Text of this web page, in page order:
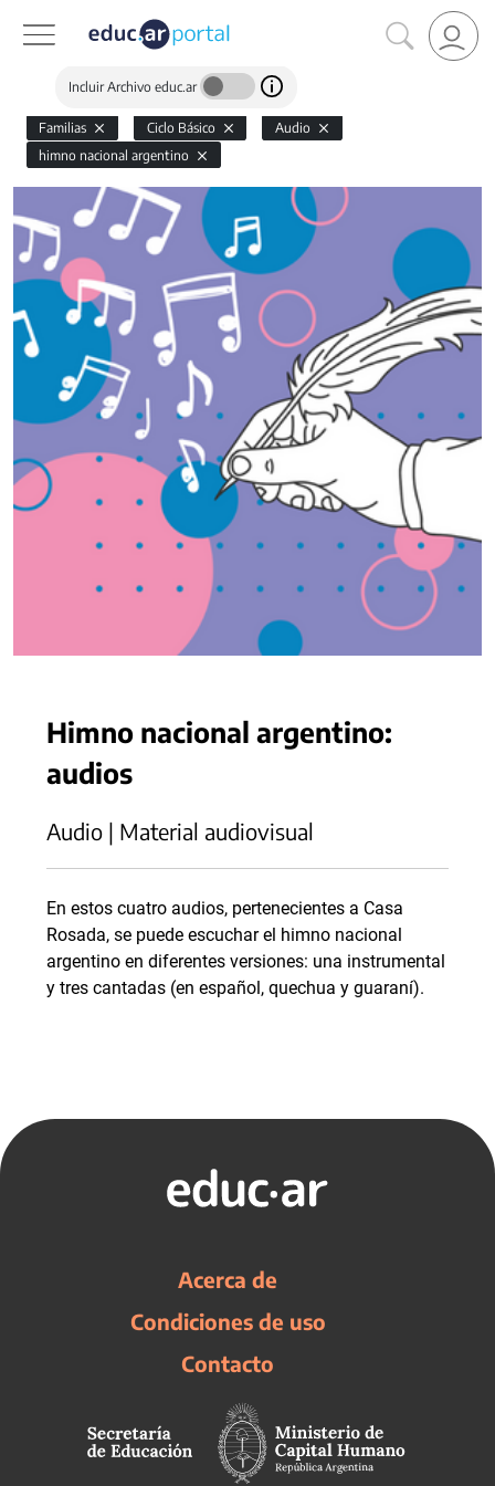
Incluir Archivo educ.ar
Familias Ciclo Básico
Audio
himno nacional argentino
Himno nacional argentino:
audios
Audio | Material audiovisual
En estos cuatro audios, pertenecientes a Casa
Rosada, se puede escuchar el himno nacional
argentino en diferentes versiones: una instrumental
y tres cantadas (en español, quechua y guaraní).
Acerca de
Condiciones de uso
Contacto